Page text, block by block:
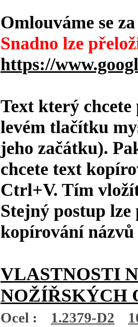
Omlouváme se
Snadno lze
https://
Text který
levém tlačítku
jeho začátku).
chcete text
Ctrl+V. Tím
Stejný postup
kopírování
VLASTNOSTI
NOŽÍŘSKÝCH
Ocel : 1.2379-D2